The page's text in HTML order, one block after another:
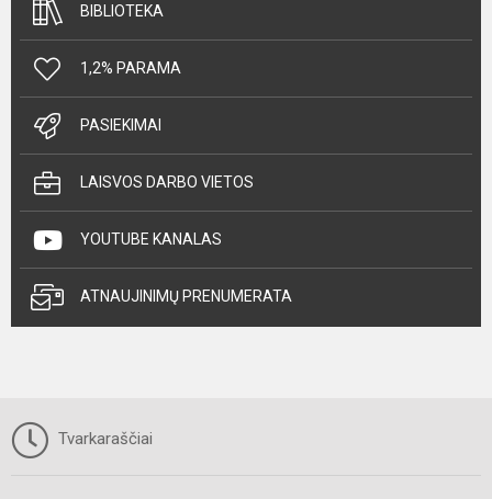
BIBLIOTEKA
1,2% PARAMA
PASIEKIMAI
LAISVOS DARBO VIETOS
YOUTUBE KANALAS
ATNAUJINIMŲ PRENUMERATA
Tvarkaraščiai